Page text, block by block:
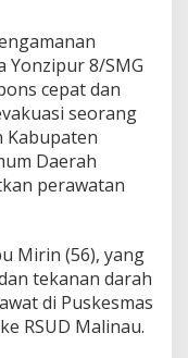
Yonzipur 8/SMG
cepat dan
seorang
Kabupaten
Daerah
perawatan
Mirin (56), yang
tekanan darah
di Puskesmas
RSUD Malinau.